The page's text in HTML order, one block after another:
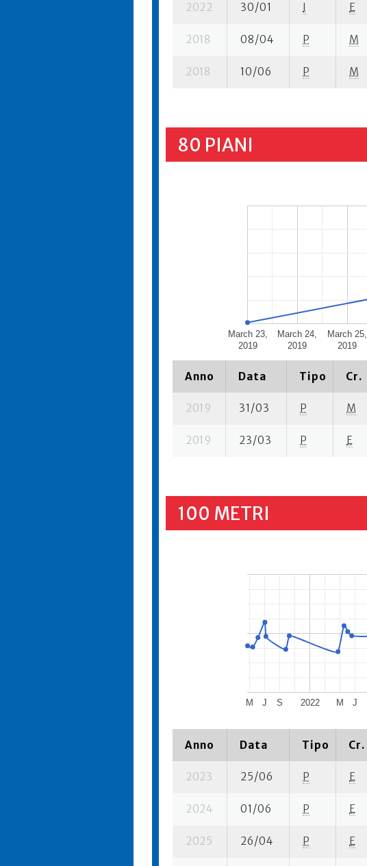
2022 30/01 I E
2018 08/04 P M
2018 10/06 P M
80 PIANI
March 23,
2019
March 24,
2019
March 25,
2019
Anno Data Tipo Cr.
2019 31/03 P M
2019 23/03 P E
100 METRI
2022
M J S M J
Anno Data Tipo Cr.
2023 25/06 P E
2024 01/06 P E
2025 26/04 P E